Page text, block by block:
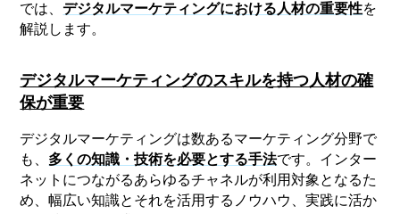
では、デジタルマーケティングにおける人材の重要性を
解説します。
デジタルマーケティングのスキルを持つ人材の確
保が重要
デジタルマーケティングは数あるマーケティング分野で
も、 多くの知識・技術を必要とする手法です。インター
ネットにつながるあらゆるチャネルが利用対象となるた
め、幅広い知識とそれを活用するノウハウ、実践に活か